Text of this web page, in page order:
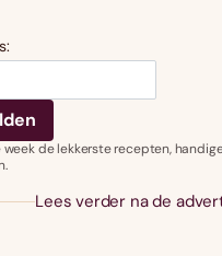
week de lekkerste recepten,
Lees verder na de